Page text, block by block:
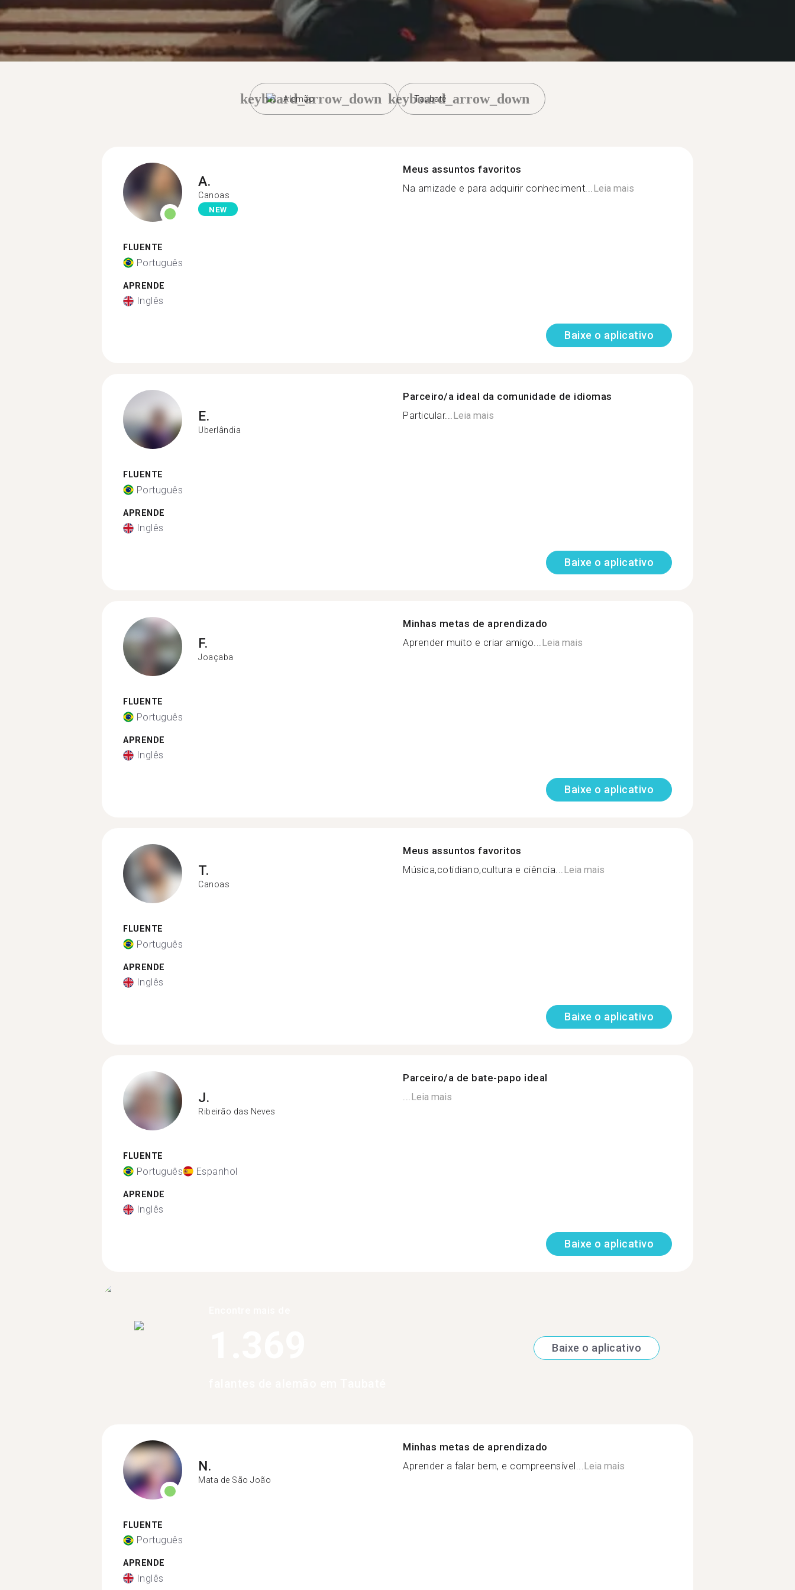
Alemão
keyboard_arrow_down Taubaté
keyboard_arrow_down
A.
Canoas
NEW
FLUENTE
Português
APRENDE
Inglês
Meus assuntos favoritos
Na amizade e para adquirir conheciment...Leia mais
Baixe o aplicativo
E.
Uberlândia
FLUENTE
Português
APRENDE
Inglês
Parceiro/a ideal da comunidade de idiomas
Particular...Leia mais
Baixe o aplicativo
F.
Joaçaba
FLUENTE
Português
APRENDE
Inglês
Minhas metas de aprendizado
Aprender muito e criar amigo...Leia mais
Baixe o aplicativo
T.
Canoas
FLUENTE
Português
APRENDE
Inglês
Meus assuntos favoritos
Música,cotidiano,cultura e ciência...Leia mais
Baixe o aplicativo
J.
Ribeirão das Neves
FLUENTE
Português Espanhol
APRENDE
Inglês
Parceiro/a de bate-papo ideal
...Leia mais
Baixe o aplicativo
Baixe o aplicativo
N.
Mata de São João
FLUENTE
Português
APRENDE
Inglês
Minhas metas de aprendizado
Aprender a falar bem, e compreensível... Leia mais